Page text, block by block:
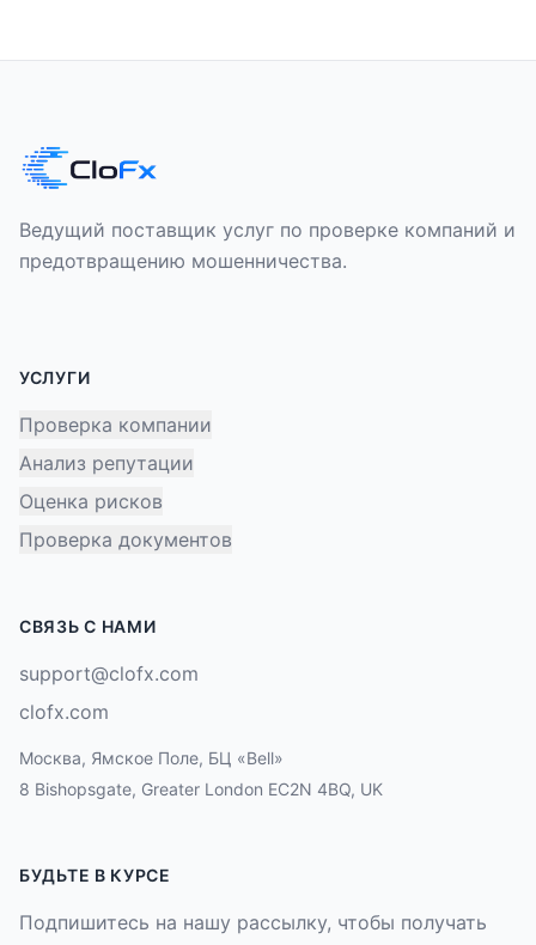
Ведущий поставщик услуг по проверке компаний и
предотвращению мошенничества.
УСЛУГИ
Проверка компании
Анализ репутации
Оценка рисков
Проверка документов
СВЯЗЬ С НАМИ
support@clofx.com
clofx.com
Москва, Ямское Поле, БЦ «Bell»
8 Bishopsgate, Greater London EC2N 4BQ, UK
БУДЬТЕ В КУРСЕ
Подпишитесь на нашу рассылку, чтобы получать